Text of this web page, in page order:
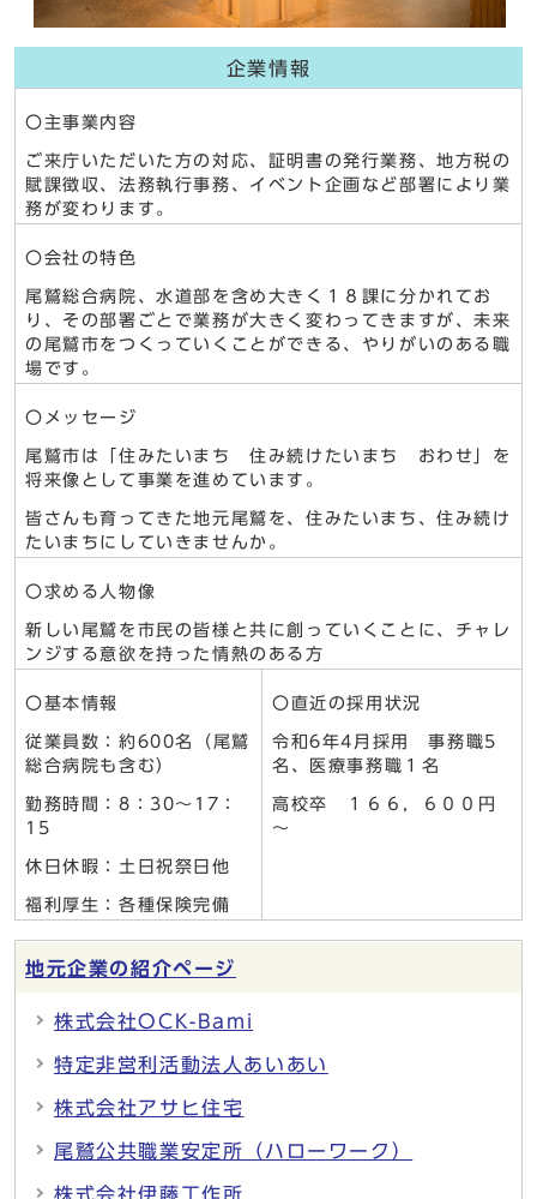
企業情報
〇主事業内容
ご来庁いただいた方の対応、証明書の発行業務、地方税の
賦課徴収、法務執行事務、イベント企画など部署により業
務が変わります。
〇会社の特色
尾鷲総合病院、水道部を含め大きく１８課に分かれてお
り、その部署ごとで業務が大きく変わってきますが、未来
の尾鷲市をつくっていくことができる、やりがいのある職
場です。
〇メッセージ
尾鷲市は「住みたいまち 住み続けたいまち おわせ」を
将来像として事業を進めています。
皆さんも育ってきた地元尾鷲を、住みたいまち、住み続け
たいまちにしていきませんか。
〇求める人物像
新しい尾鷲を市民の皆様と共に創っていくことに、チャレ
ンジする意欲を持った情熱のある方
〇基本情報
従業員数：約600名（尾鷲
総合病院も含む）
勤務時間：8：30～17：
15
休日休暇：土日祝祭日他
福利厚生：各種保険完備
〇直近の採用状況
令和6年4月採用 事務職5
名、医療事務職１名
高校卒 １６６，６００円
～
地元企業の紹介ページ
株式会社OCK-Bami
特定非営利活動法人あいあい
株式会社アサヒ住宅
尾鷲公共職業安定所（ハローワーク）
株式会社伊藤工作所